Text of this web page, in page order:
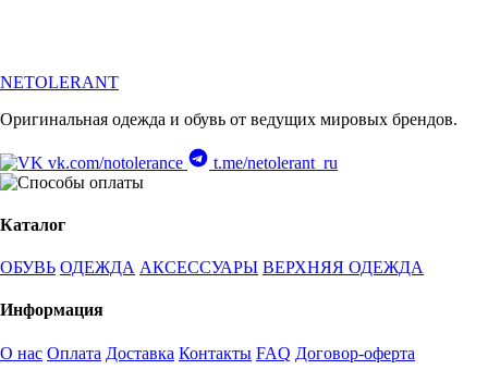
NETOLERANT
Оригинальная одежда и обувь от ведущих мировых брендов.
vk.com/notolerance t.me/netolerant_ru
Каталог
ОБУВЬ ОДЕЖДА АКСЕССУАРЫ ВЕРХНЯЯ ОДЕЖДА
Информация
О нас Оплата Доставка Контакты FAQ Договор-оферта